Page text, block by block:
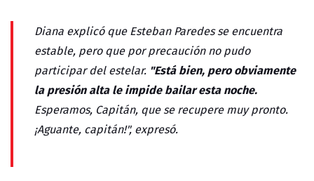
Diana explicó que Esteban Paredes se encuentra
estable, pero que por precaución no pudo
participar del estelar. "Está bien, pero obviamente
la presión alta le impide bailar esta noche.
Esperamos, Capitán, que se recupere muy pronto.
¡Aguante, capitán!", expresó.